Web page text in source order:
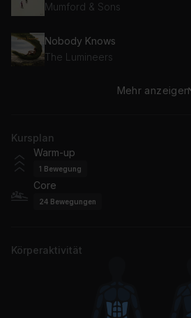
Mumford & Sons
Nobody Knows
The Lumineers
Collide (Acoustic Version)
Let Go
Frou Frou
The Way I Am
Ingrid Michaelson
Ray LaMontagne
Mehr anzeigen
Kursplan
Warm-up
1 Bewegung
Core
24 Bewegungen
Körperaktivität